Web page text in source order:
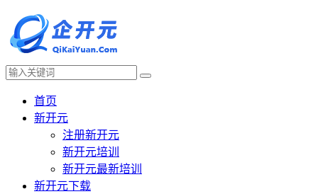
首页
新开元
注册新开元
新开元培训
新开元最新培训
新开元下载